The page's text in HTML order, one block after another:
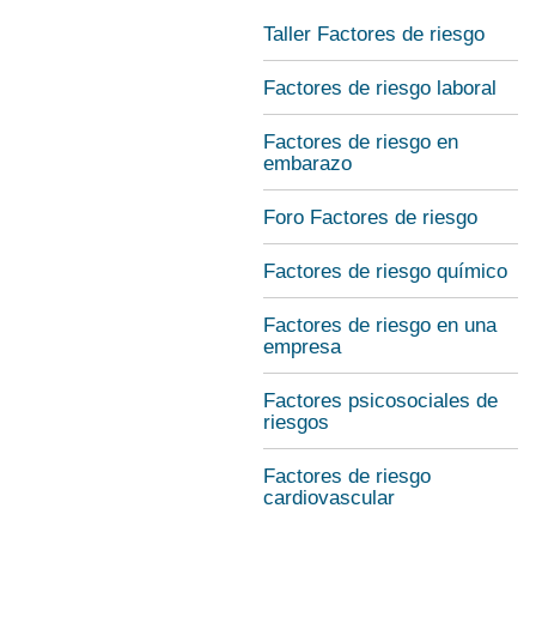
Taller Factores de riesgo
Factores de riesgo laboral
Factores de riesgo en
embarazo
Foro Factores de riesgo
Factores de riesgo químico
Factores de riesgo en una
empresa
Factores psicosociales de
riesgos
Factores de riesgo
cardiovascular